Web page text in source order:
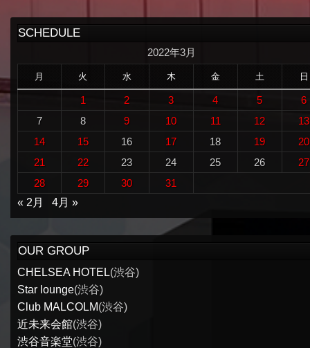
SCHEDULE
2022年3月
月 火 水 木 金 土 日
1 2 3 4 5
6
7
8 9 10 11 12
13
14
15 16 17 18 19
20
21
22 23 24 25 26
27
28
29 30
31
« 2月
4月 »
OUR GROUP
CHELSEA HOTEL(渋谷)
Star lounge(渋谷)
Club MALCOLM(渋谷)
近未来会館(渋谷)
渋谷音楽堂(渋谷)